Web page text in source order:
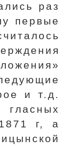
раз
первые
и т.д.
г, а